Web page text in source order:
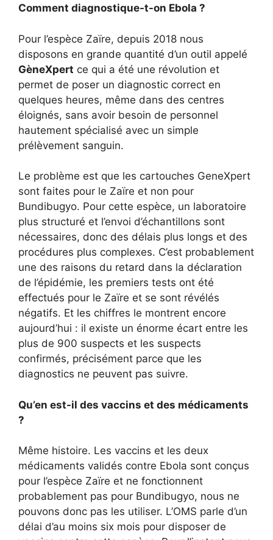
Comment diagnostique-t-on Ebola ?
Pour l’espèce Zaïre, depuis 2018 nous
disposons en grande quantité d’un outil appelé
GèneXpert ce qui a été une révolution et
permet de poser un diagnostic correct en
quelques heures, même dans des centres
éloignés, sans avoir besoin de personnel
hautement spécialisé avec un simple
prélèvement sanguin.
Le problème est que les cartouches GeneXpert
sont faites pour le Zaïre et non pour
Bundibugyo. Pour cette espèce, un laboratoire
plus structuré et l’envoi d’échantillons sont
nécessaires, donc des délais plus longs et des
procédures plus complexes. C’est probablement
une des raisons du retard dans la déclaration
de l’épidémie, les premiers tests ont été
effectués pour le Zaïre et se sont révélés
négatifs. Et les chiffres le montrent encore
aujourd’hui : il existe un énorme écart entre les
plus de 900 suspects et les suspects
confirmés, précisément parce que les
diagnostics ne peuvent pas suivre.
Qu’en est-il des vaccins et des médicaments
?
Même histoire. Les vaccins et les deux
médicaments validés contre Ebola sont conçus
pour l’espèce Zaïre et ne fonctionnent
probablement pas pour Bundibugyo, nous ne
pouvons donc pas les utiliser. L’OMS parle d’un
délai d’au moins six mois pour disposer de